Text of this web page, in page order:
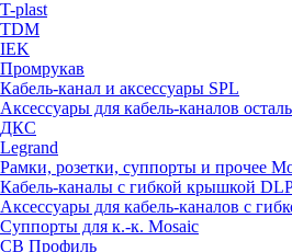
T-plast
TDM
IEK
Промрукав
Кабель-канал и аксессуары SPL
Аксессуары для кабель-каналов
ДКС
Legrand
Рамки, розетки, суппорты и прочее
Кабель-каналы с гибкой крышкой
Аксессуары для кабель-каналов с
Суппорты для к.-к. Mosaic
СВ Профиль